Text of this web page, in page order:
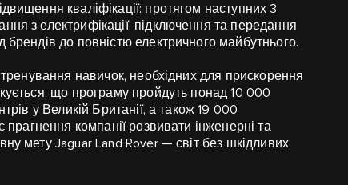
кваліфікації: протягом наступних 3
з електрифікації, підключення та передання
до повністю електричного майбутнього.
навичок, необхідних для прискорення
що програму пройдуть понад 10 000
у Великій Британії, а також 19 000
прагнення компанії розвивати інженерні та
мету Jaguar Land Rover — світ без шкідливих